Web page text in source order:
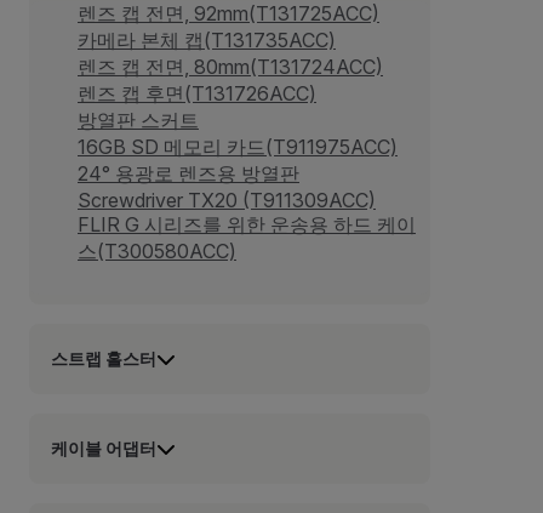
렌즈 캡 전면, 92mm(T131725ACC)
카메라 본체 캡(T131735ACC)
렌즈 캡 전면, 80mm(T131724ACC)
렌즈 캡 후면(T131726ACC)
방열판 스커트
16GB SD 메모리 카드(T911975ACC)
24° 용광로 렌즈용 방열판
Screwdriver TX20 (T911309ACC)
FLIR G 시리즈를 위한 운송용 하드 케이
스(T300580ACC)
스트랩 홀스터
케이블 어댑터